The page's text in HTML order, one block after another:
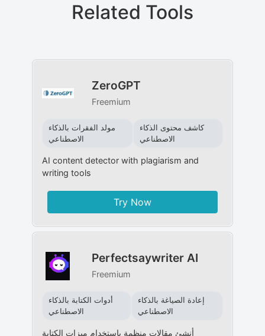
Related Tools
ZeroGPT
Freemium
مولد الفقرات بالذكاء
الاصطناعي
كاشف محتوى الذكاء
الاصطناعي
AI content detector with plagiarism and
writing tools
Try Now
Perfectsaywriter AI
Freemium
أدوات الكتابة بالذكاء
الاصطناعي
إعادة الصياغة بالذكاء
الاصطناعي
أنشئ مقالات منظمة باستخدام ميزات الكتابة